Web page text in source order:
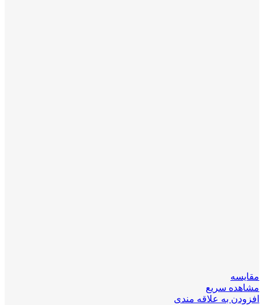
مقایسه
مشاهده سریع
افزودن به علاقه مندی